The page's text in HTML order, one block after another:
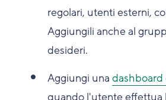
regolari, utenti esterni,
Aggiungili anche al
desideri.
Aggiungi una dashboard
quando l'utente effettua